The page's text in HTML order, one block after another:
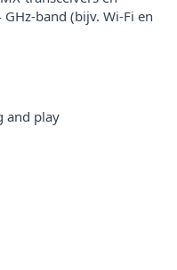
band (bijv. Wi-Fi en
and play